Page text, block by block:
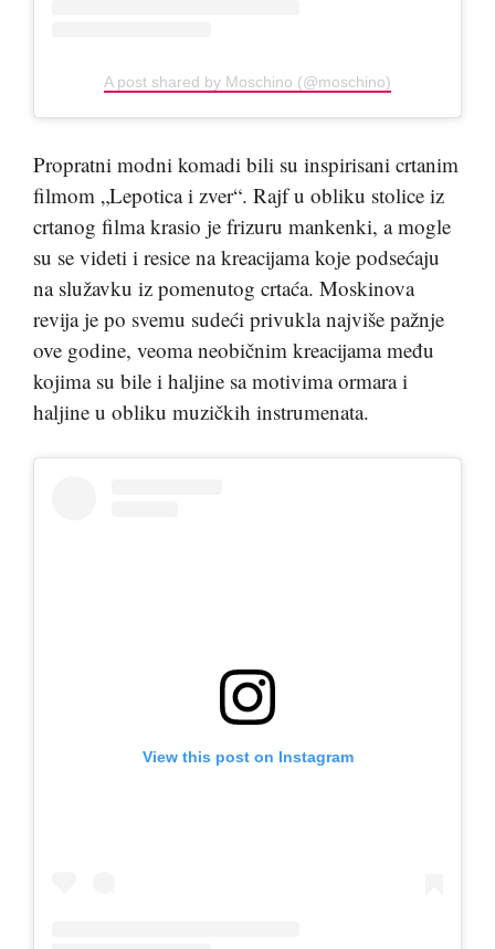
A post shared by Moschino (@moschino)
Propratni modni komadi bili su inspirisani crtanim
filmom „Lepotica i zver“. Rajf u obliku stolice iz
crtanog filma krasio je frizuru mankenki, a mogle
su se videti i resice na kreacijama koje podsećaju
na služavku iz pomenutog crtaća. Moskinova
revija je po svemu sudeći privukla najviše pažnje
ove godine, veoma neobičnim kreacijama među
kojima su bile i haljine sa motivima ormara i
haljine u obliku muzičkih instrumenata.
View this post on Instagram